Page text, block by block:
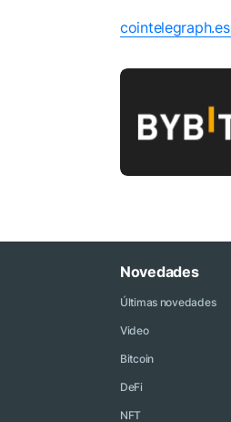
cointelegraph.es
Novedades
Últimas novedades
Video
Bitcoin
DeFi
NFT